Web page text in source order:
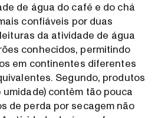
de água do café e do chá
confiáveis por duas
da atividade de água
conhecidos, permitindo
em continentes diferentes
Segundo, produtos
umidade) contêm tão pouca
de perda por secagem não